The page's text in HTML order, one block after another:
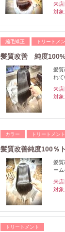
来店
対象
縮毛矯正 トリートメ
髪質改善 純度
髪
れて
来店
対象
カラー トリートメント
髪質改善純度100
髪質
ー
来店
対象
トリートメント